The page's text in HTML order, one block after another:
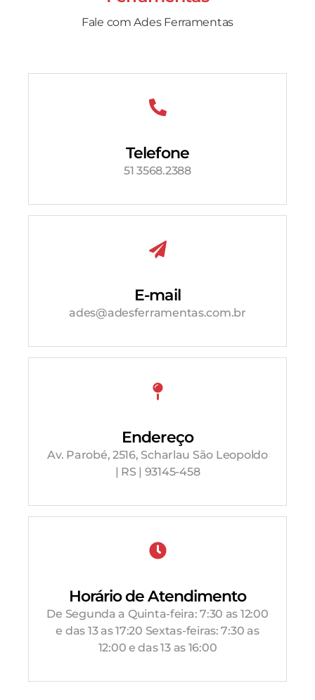
Fale com Ades Ferramentas
Telefone
51 3568.2388
E-mail
ades@adesferramentas.com.br
Endereço
Av. Parobé, 2516, Scharlau São Leopoldo
| RS | 93145-458
Horário de Atendimento
De Segunda a Quinta-feira: 7:30 as 12:00
e das 13 as 17:20 Sextas-feiras: 7:30 as
12:00 e das 13 as 16:00